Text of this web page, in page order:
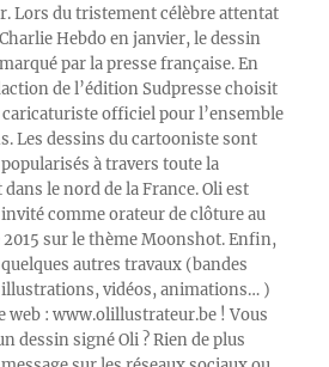
Lors du tristement célèbre attentat
Hebdo en janvier, le dessin
par la presse française. En
de l’édition Sudpresse choisit
caricaturiste officiel pour l’ensemble
Les dessins du cartooniste sont
à travers toute la
le nord de la France. Oli est
comme orateur de clôture au
2015 sur le thème Moonshot. Enfin,
autres travaux (bandes
illustrations, vidéos, animations… )
web : www.olillustrateur.be ! Vous
dessin signé Oli ? Rien de plus